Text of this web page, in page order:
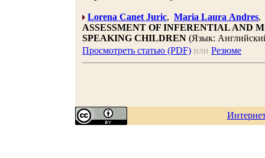
Lorena Canet Juric, Maria Laura Andres,
ASSESSMENT OF INFERENTIAL AND
SPEAKING CHILDREN (Язык:
Просмотреть статью (PDF) или Резюме